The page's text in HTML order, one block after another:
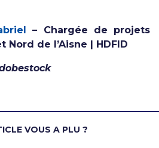
– Chargée de projets
Nord de l’Aisne | HDFID
VOUS A PLU ?